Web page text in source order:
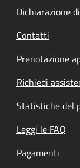
Dichiarazione
Contatti
Prenotazione
Richiedi
Statistiche del
Leggi le FAQ
Pagamenti